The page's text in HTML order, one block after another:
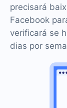
precisará
Facebook
verificará se
dias por